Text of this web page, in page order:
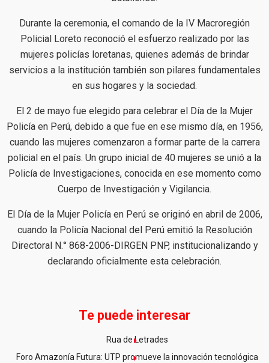
Durante la ceremonia, el comando de la IV Macroregión
Policial Loreto reconoció el esfuerzo realizado por las
mujeres policías loretanas, quienes además de brindar
servicios a la institución también son pilares fundamentales
en sus hogares y la sociedad.
El 2 de mayo fue elegido para celebrar el Día de la Mujer
Policía en Perú, debido a que fue en ese mismo día, en 1956,
cuando las mujeres comenzaron a formar parte de la carrera
policial en el país. Un grupo inicial de 40 mujeres se unió a la
Policía de Investigaciones, conocida en ese momento como
Cuerpo de Investigación y Vigilancia.
El Día de la Mujer Policía en Perú se originó en abril de 2006,
cuando la Policía Nacional del Perú emitió la Resolución
Directoral N.° 868-2006-DIRGEN PNP, institucionalizando y
declarando oficialmente esta celebración.
Te puede interesar
Rua de Letrades
Foro Amazonía Futura: UTP promueve la innovación tecnológica